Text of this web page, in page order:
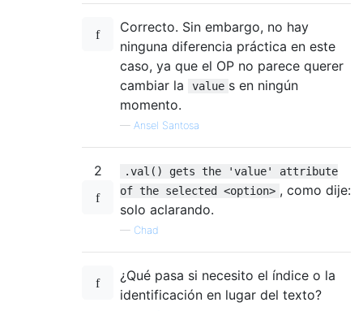
Correcto. Sin embargo, no hay
ninguna diferencia práctica en este
caso, ya que el OP no parece querer
cambiar la
value s en ningún
momento.
— Ansel Santosa
2
.val() gets the 'value' attribute
of the selected <option> , como dije:
solo aclarando.
— Chad
¿Qué pasa si necesito el índice o la
identificación en lugar del texto?